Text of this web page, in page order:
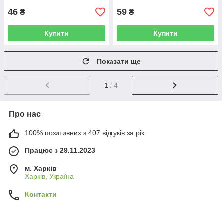
46 ₴
Купити
59 ₴
Купити
Показати ще
1 / 4
Про нас
100% позитивних з 407 відгуків за рік
Працює з 29.11.2023
м. Харків
Харків, Україна
Контакти